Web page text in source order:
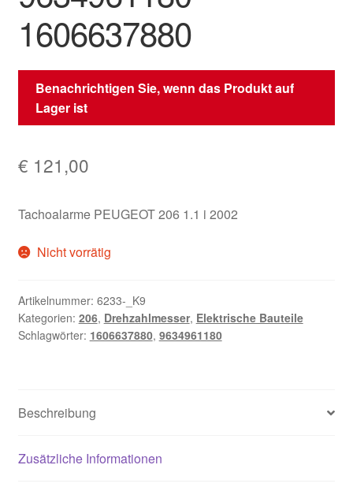
1606637880
Benachrichtigen Sie, wenn das Produkt auf
Lager ist
€ 121,00
Tachoalarme PEUGEOT 206 1.1 i 2002
Nicht vorrätig
Artikelnummer: 6233-_K9
Kategorien: 206, Drehzahlmesser, Elektrische Bauteile
Schlagwörter: 1606637880, 9634961180
Beschreibung
Zusätzliche Informationen